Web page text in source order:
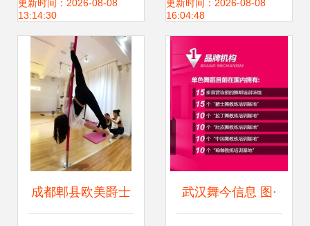
爆现场的超级亮点
更新时间：2026-08-08
13:14:30
艺术之光
更新时间：2026-08-08
16:04:48
成都郫县欧美爵士 武汉舞今信息 图·